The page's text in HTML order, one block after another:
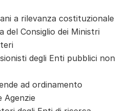
a rilevanza costituzionale
del Consiglio dei Ministri
degli Enti pubblici non
ad ordinamento
Agenzie